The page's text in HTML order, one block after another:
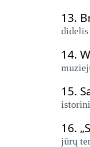
13.
14.
15.
16.
jūrų